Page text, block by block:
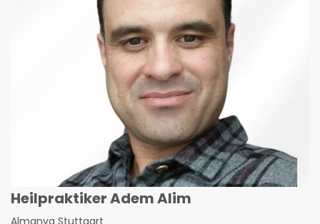
Heilpraktiker Adem Alim